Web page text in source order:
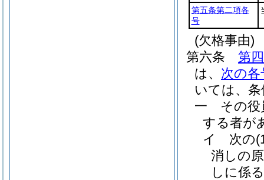
第五条第二項各
号
(欠格事由)
第六条
第
は、 次の各
いては、
一
その
する者が
イ
次の
消しの
しに係